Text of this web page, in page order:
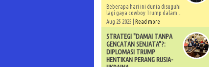
Beberapa hari ini dunia disuguhi
lagi gaya cowboy Trump dalam...
Aug 25 2025 | Read more
STRATEGI "DAMAI TANPA
GENCATAN SENJATA"?:
DIPLOMASI TRUMP
HENTIKAN PERANG RUSIA-